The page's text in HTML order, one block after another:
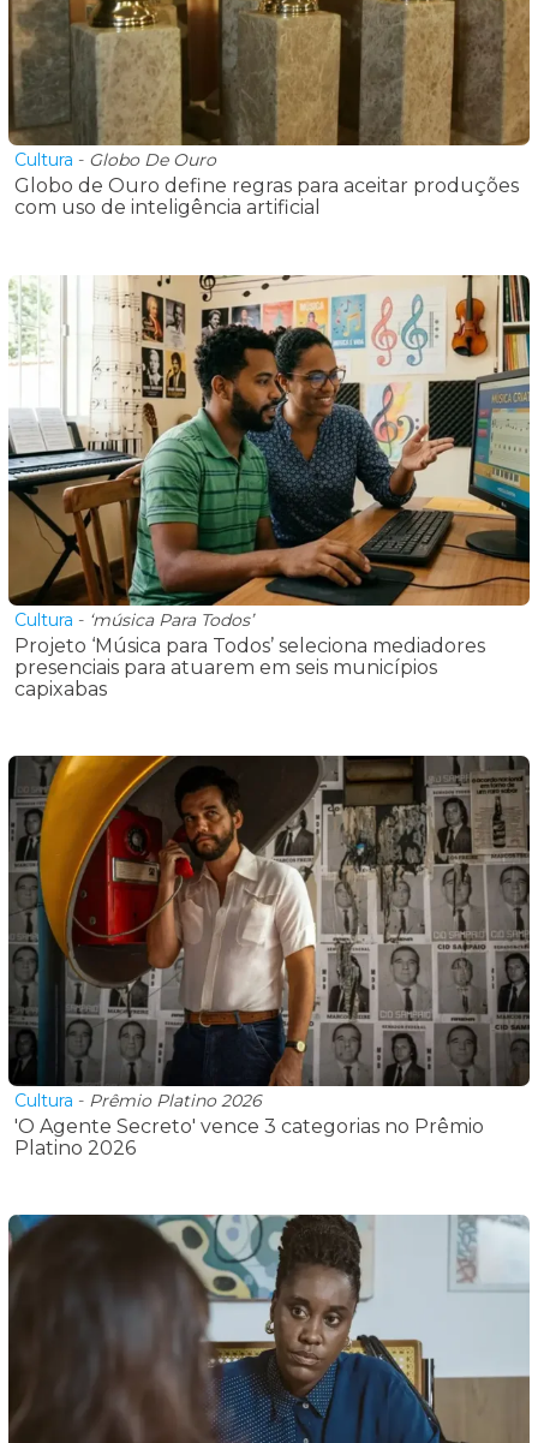
Cultura - Globo De Ouro
Globo de Ouro define regras para aceitar produções
com uso de inteligência artificial
Cultura - ‘música Para Todos’
Projeto ‘Música para Todos’ seleciona mediadores
presenciais para atuarem em seis municípios
capixabas
Cultura - Prêmio Platino 2026
'O Agente Secreto' vence 3 categorias no Prêmio
Platino 2026